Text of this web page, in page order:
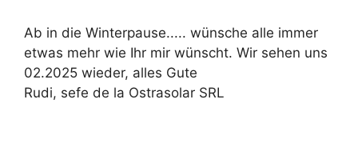
Ab in die Winterpause..... wünsche alle immer
etwas mehr wie Ihr mir wünscht. Wir sehen uns
02.2025 wieder, alles Gute
Rudi, sefe de la Ostrasolar SRL